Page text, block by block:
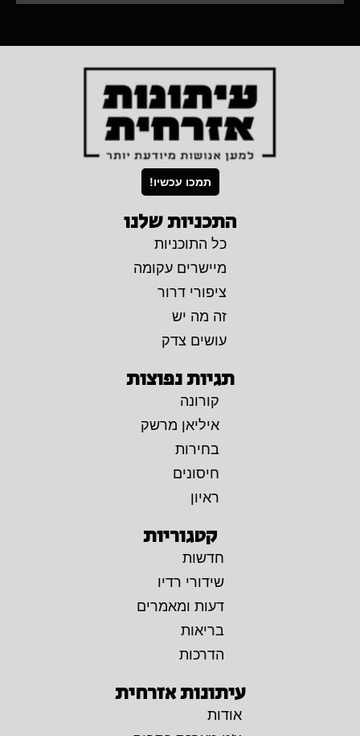
תמכו עכשיו!
התכניות שלנו
כל התוכניות
מיישרים עקומה
ציפורי דרור
זה מה יש
עושים צדק
תגיות נפוצות
קורונה
איליאן מרשק
בחירות
חיסונים
ראיון
קטגוריות
חדשות
שידורי רדיו
דעות ומאמרים
בריאות
הדרכות
עיתונות אזרחית
אודות